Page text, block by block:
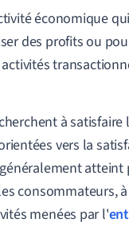
économique
des profits ou
à
vers la
consommateurs,
menées par l'